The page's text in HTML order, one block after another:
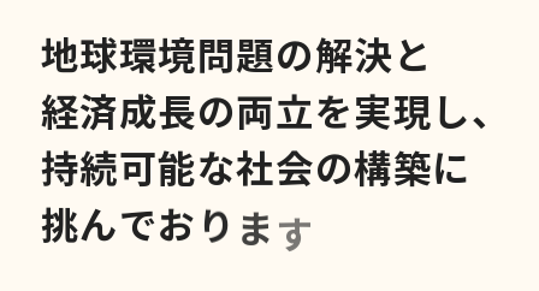
地球環境 問 題の解決と
経済成長の両立を実現し、
持続可能な社会の構築に
挑んでお り ま す